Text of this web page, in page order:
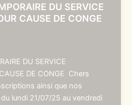
DU SERVICE
CAUSE DE CONGE
DU SERVICE
DE CONGE Chers
ainsi que nos
lundi 21/07/25 au vendredi